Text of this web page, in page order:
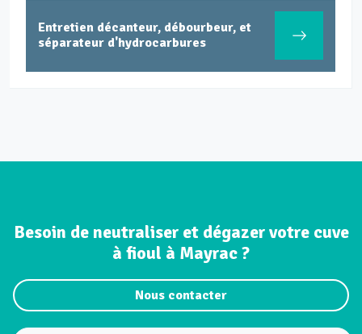
Entretien décanteur, débourbeur, et
séparateur d'hydrocarbures
Besoin de neutraliser et dégazer votre cuve
à fioul à Mayrac ?
Nous contacter